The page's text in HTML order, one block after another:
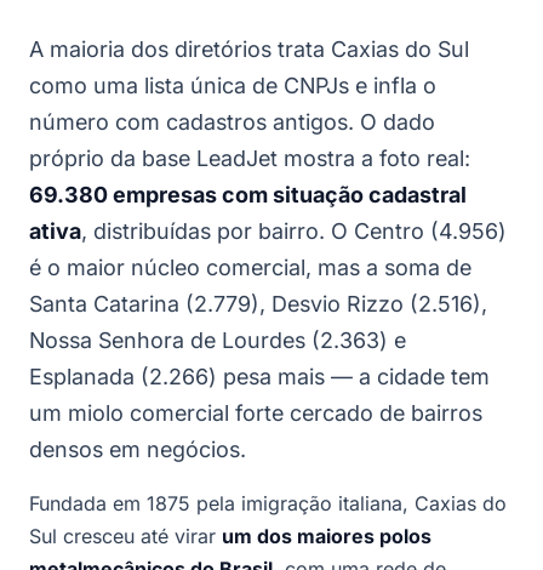
A maioria dos diretórios trata Caxias do Sul
como uma lista única de CNPJs e infla o
número com cadastros antigos. O dado
próprio da base LeadJet mostra a foto real:
69.380 empresas com situação cadastral
ativa, distribuídas por bairro. O Centro (4.956)
é o maior núcleo comercial, mas a soma de
Santa Catarina (2.779), Desvio Rizzo (2.516),
Nossa Senhora de Lourdes (2.363) e
Esplanada (2.266) pesa mais — a cidade tem
um miolo comercial forte cercado de bairros
densos em negócios.
Fundada em 1875 pela imigração italiana, Caxias do
Sul cresceu até virar um dos maiores polos